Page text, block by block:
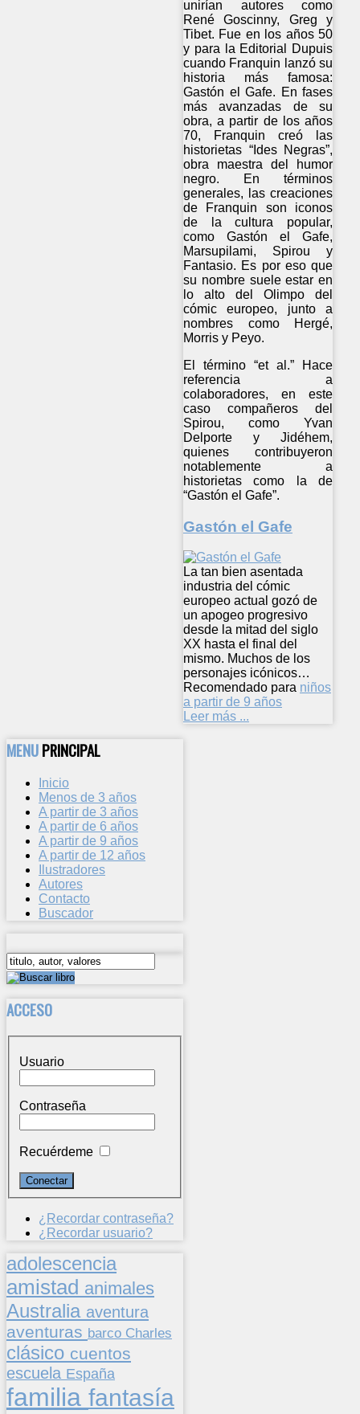
unirían autores como
René Goscinny, Greg y
Tibet. Fue en los años 50
y para la Editorial Dupuis
cuando Franquin lanzó su
historia más famosa:
Gastón el Gafe. En fases
más avanzadas de su
obra, a partir de los años
70, Franquin creó las
historietas “Ides Negras”,
obra maestra del humor
negro. En términos
generales, las creaciones
de Franquin son iconos
de la cultura popular,
como Gastón el Gafe,
Marsupilami, Spirou y
Fantasio. Es por eso que
su nombre suele estar en
lo alto del Olimpo del
cómic europeo, junto a
nombres como Hergé,
Morris y Peyo.
El término “et al.” Hace
referencia a
colaboradores, en este
caso compañeros del
Spirou, como Yvan
Delporte y Jidéhem,
quienes contribuyeron
notablemente a
historietas como la de
“Gastón el Gafe”.
Gastón el Gafe
La tan bien asentada
industria del cómic
europeo actual gozó de
un apogeo progresivo
desde la mitad del siglo
XX hasta el final del
mismo. Muchos de los
personajes icónicos…
Recomendado para niños
a partir de 9 años
Leer más ...
MENUPRINCIPAL
Inicio
Menos de 3 años
A partir de 3 años
A partir de 6 años
A partir de 9 años
A partir de 12 años
Ilustradores
Autores
Contacto
Buscador
ACCESO
Usuario
Contraseña
Recuérdeme
¿Recordar contraseña?
¿Recordar usuario?
adolescencia
amistad animales
Australia aventura
aventuras barco Charles
clásico cuentos
escuela España
familia fantasía